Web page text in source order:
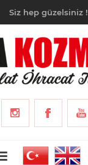
Siz hep güzelsiniz !